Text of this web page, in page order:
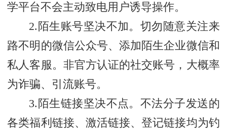
学平台不会主动致电用户诱导操作。
2.陌生账号坚决不加。切勿随意关注来
路不明的微信公众号、添加陌生企业微信和
私人客服。非官方认证的社交账号，大概率
为诈骗、引流账号。
3.陌生链接坚决不点。不法分子发送的
各类福利链接、激活链接、登记链接均为钓